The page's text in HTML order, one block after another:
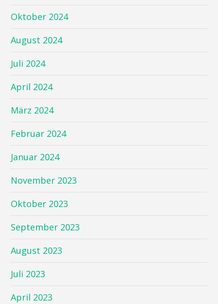
Oktober 2024
August 2024
Juli 2024
April 2024
März 2024
Februar 2024
Januar 2024
November 2023
Oktober 2023
September 2023
August 2023
Juli 2023
April 2023